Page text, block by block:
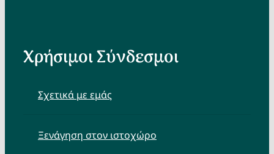
Χρήσιμοι Σύνδεσμοι
Σχετικά με εμάς
Ξενάγηση στον ιστοχώρο